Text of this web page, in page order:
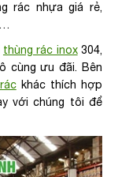
rác nhựa giá rẻ,
thùng rác inox304,
cùng ưu đãi. Bên
khác thích hợp
với chúng tôi để